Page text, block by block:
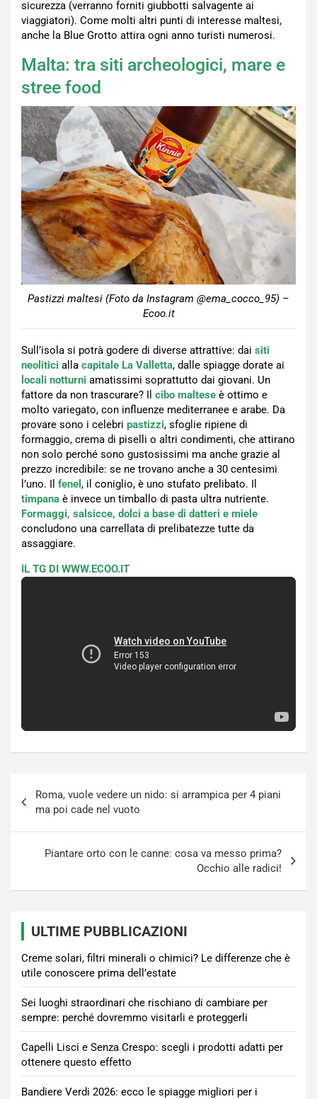
sicurezza (verranno forniti giubbotti salvagente ai
viaggiatori). Come molti altri punti di interesse maltesi,
anche la Blue Grotto attira ogni anno turisti numerosi.
Malta: tra siti archeologici, mare e
stree food
Pastizzi maltesi (Foto da Instagram @ema_cocco_95) –
Ecoo.it
Sull’isola si potrà godere di diverse attrattive: dai siti
neolitici alla capitale La Valletta, dalle spiagge dorate ai
locali notturni amatissimi soprattutto dai giovani. Un
fattore da non trascurare? Il cibo maltese è ottimo e
molto variegato, con influenze mediterranee e arabe. Da
provare sono i celebri pastizzi, sfoglie ripiene di
formaggio, crema di piselli o altri condimenti, che attirano
non solo perché sono gustosissimi ma anche grazie al
prezzo incredibile: se ne trovano anche a 30 centesimi
l’uno. Il fenel , il coniglio, è uno stufato prelibato. Il
timpana è invece un timballo di pasta ultra nutriente.
Formaggi, salsicce, dolci a base di datteri e miele
concludono una carrellata di prelibatezze tutte da
assaggiare.
IL TG DI WWW.ECOO.IT
articoli
Roma, vuole vedere un nido: si arrampica per 4 piani
ma poi cade nel vuoto
Piantare orto con le canne: cosa va messo prima?
Occhio alle radici!
ULTIME PUBBLICAZIONI
Creme solari, filtri minerali o chimici? Le differenze che è
utile conoscere prima dell’estate
Sei luoghi straordinari che rischiano di cambiare per
sempre: perché dovremmo visitarli e proteggerli
Capelli Lisci e Senza Crespo: scegli i prodotti adatti per
ottenere questo effetto
Bandiere Verdi 2026: ecco le spiagge migliori per i